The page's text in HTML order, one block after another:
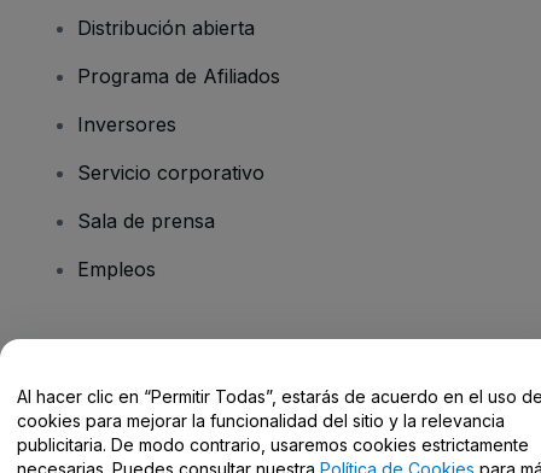
Distribución abierta
Programa de Afiliados
Inversores
Servicio corporativo
Sala de prensa
Empleos
Centro de Ayuda / Contacto
Al hacer clic en “Permitir Todas”, estarás de acuerdo en el uso
cookies para mejorar la funcionalidad del sitio y la relevancia
publicitaria. De modo contrario, usaremos cookies estrictamente
necesarias. Puedes consultar nuestra Política de Cookies para